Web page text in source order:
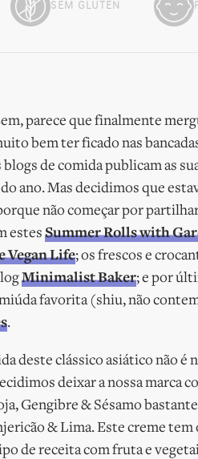
SEM GLÚTEN
parece que finalmente
bem ter ficado nas
de comida publicam as
ano. Mas decidimos que
não começar por
estes Summer Rolls with
Vegan Life; os frescos e
Minimalist Baker; e por
favorita (shiu, não
.
deste clássico asiático não é
deixar a nossa marca
Gengibre & Sésamo
& Lima. Este creme
de receita com fruta e